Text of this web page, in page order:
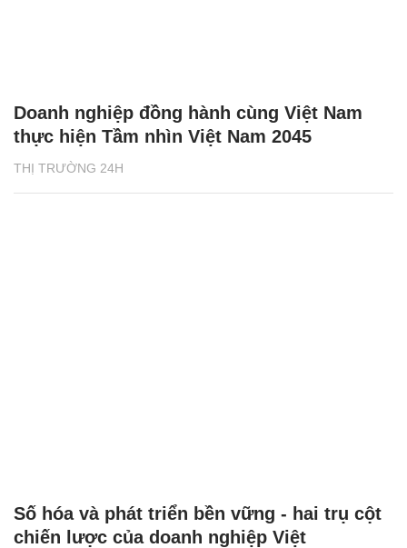
THỊ TRƯỜNG 24H
Doanh nghiệp đồng hành cùng Việt Nam
thực hiện Tầm nhìn Việt Nam 2045
Số hóa và phát triển bền vững - hai trụ cột
chiến lược của doanh nghiệp Việt